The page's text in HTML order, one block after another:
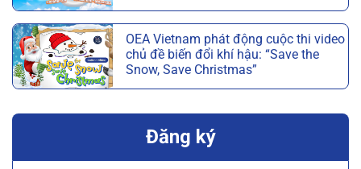
OEA Vietnam phát động cuộc thi video
chủ đề biến đổi khí hậu: “Save the
Snow, Save Christmas”
Đăng ký